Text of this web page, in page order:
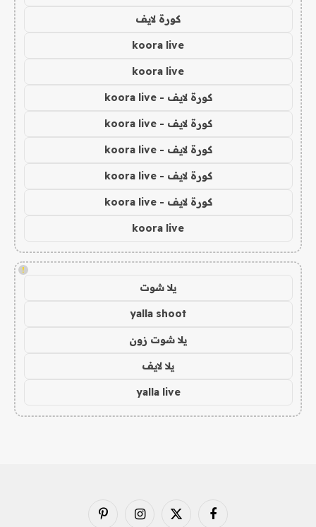
كورة لايف
koora live
koora live
كورة لايف - koora live
كورة لايف - koora live
كورة لايف - koora live
كورة لايف - koora live
كورة لايف - koora live
koora live
!
يلا شوت
yalla shoot
يلا شوت زون
يلا لايف
yalla live
فيسبوك X الانستغرامبينتيريست